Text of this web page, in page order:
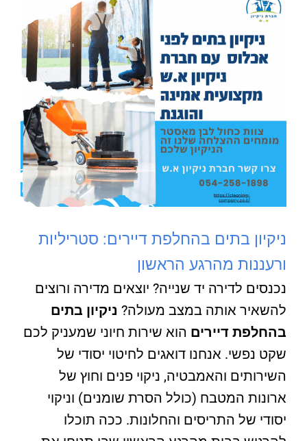
ניקיון בתים בהחלפת דיירים: סטריליות
ורעננות מהרגע הראשון
נכנסים לדירה יד שנייה? יוצאים מדירה ורוצים
להשאיר אותה במצב מעולה? ניקיון בתים
בהחלפת דיירים הוא שירות חיוני שמעניק לכם
שקט נפשי. אנחנו דואגים לחיטוי יסודי של
השירותים והאמבטיה, ניקוי פנים וחוץ של
ארונות המטבח (כולל הסרת שומנים) וניקוי
יסודי של התריסים והחלונות. ככה תוכלו